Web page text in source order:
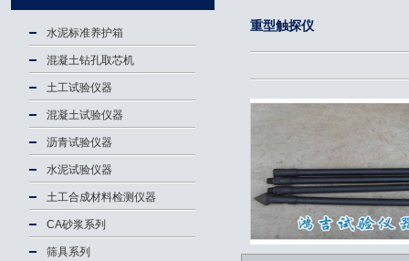
水泥标准养护箱
混凝土钻孔取芯机
土工试验仪器
混凝土试验仪器
沥青试验仪器
水泥试验仪器
土工合成材料检测仪器
CA砂浆系列
筛具系列
重型触探仪